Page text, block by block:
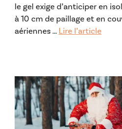
le gel exige d’anticiper en
à 10 cm de paillage et en
aériennes … Lire l’article